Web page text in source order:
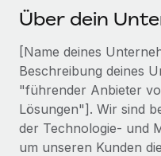
Frag unsere
Background-Checks
Einfacheres
Compliance
Lückenlose Compliance
Beratung zu
FALLSTUDIEN
So hat der KI-
Remote um 120 %
Weaviate auf einen
Insights Center
Hol dir Unterstützung
Alle Ressourcen
Über dein
[Name deines
Beschreibung deines
"führender Anbieter
Lösungen"]. Wir sind
der Technologie- und
um unseren Kunden